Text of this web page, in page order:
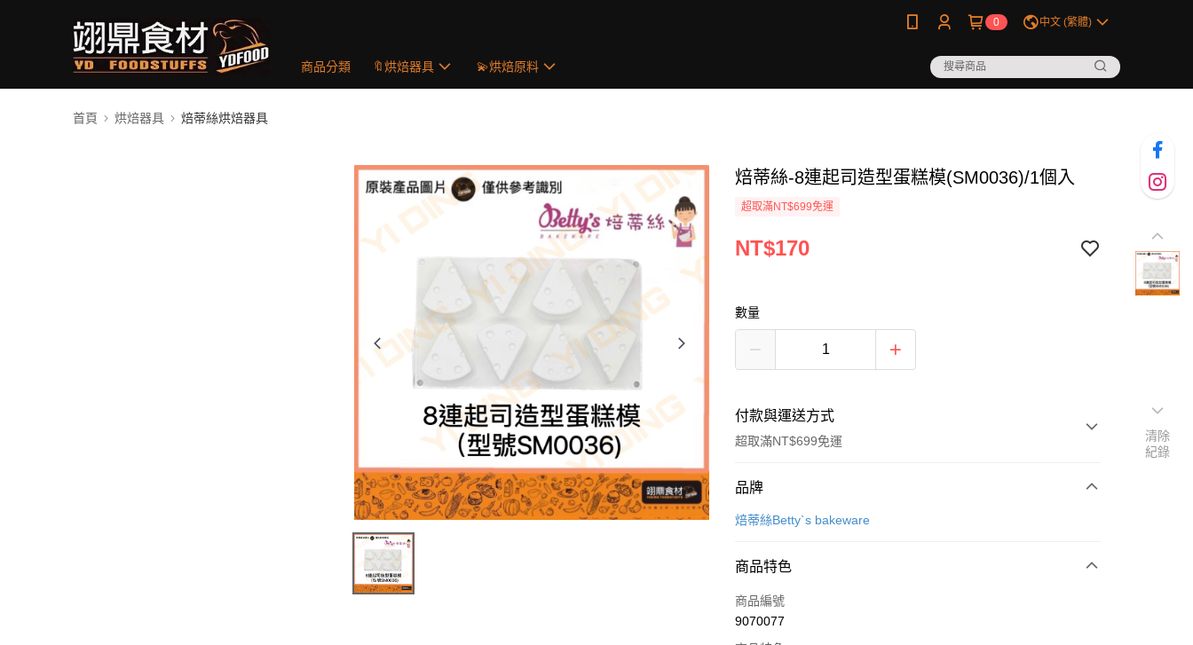
0 中文 (繁體)
商品分類 🔖烘焙器具 💫烘焙原料
首頁 烘焙器具 焙蒂絲烘焙器具
焙蒂絲-8連起司造型蛋糕模(SM0036)/1個入
超取滿NT$699免運
NT$170
數量
付款與運送方式
超取滿NT$699免運
付款方式
信用卡一次付款
運送方式
品牌
焙蒂絲Betty`s bakeware
商品特色
商品編號
9070077
清除
紀錄